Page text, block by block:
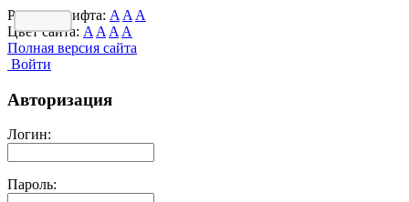
Размер шрифта: A A A
Цвет сайта: A A A A
Полная версия сайта
Войти
Авторизация
Логин:
Пароль: